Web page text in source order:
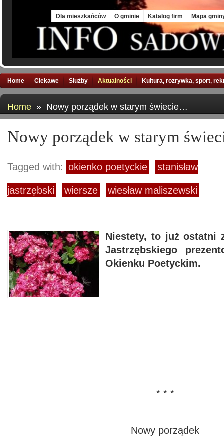
Dla mieszkańców O gminie Katalog firm Mapa
Home Ciekawe Służby Aktualności Kultura, rozrywka, sport,
Home » Nowy porządek w starym świecie…
Nowy porządek w starym
Tagged with: okienko poetyckie stanisław
jastrzębski wiersze wiesław maliszewski
Niestety, to już ostatni
Jastrzębskiego
Okienku Poetyckim.
* * *
Nowy porządek